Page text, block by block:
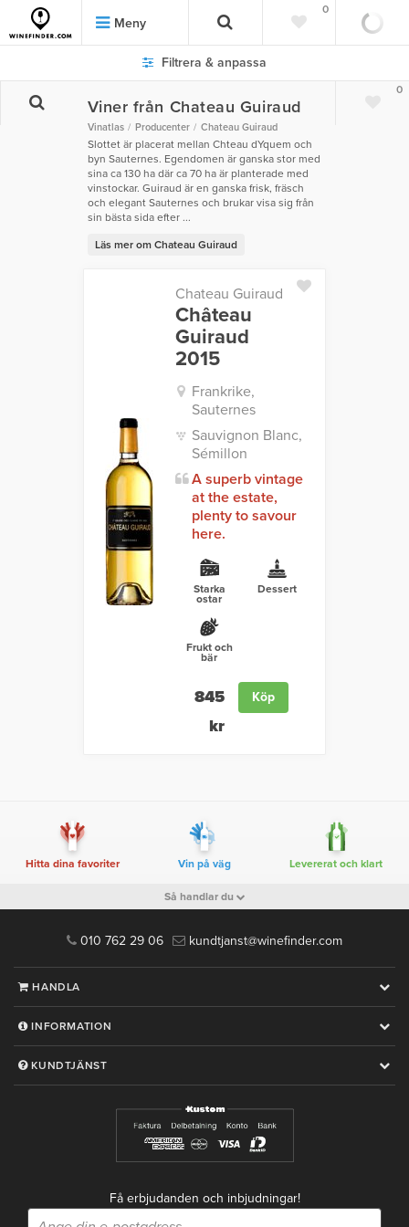
Meny
0
0
Filtrera & anpassa
Viner från Chateau Guiraud
Vinatlas Producenter Chateau Guiraud
Slottet är placerat mellan Chteau dYquem och
byn Sauternes. Egendomen är ganska stor med
sina ca 130 ha där ca 70 ha är planterade med
vinstockar. Guiraud är en ganska frisk, fräsch
och elegant Sauternes och brukar visa sig från
sin bästa sida efter ...
Läs mer om Chateau Guiraud
Chateau Guiraud
Château
Guiraud
2015
Frankrike,
Sauternes
Sauvignon Blanc,
Sémillon
A superb vintage
at the estate,
plenty to savour
here.
Starka
ostar
Dessert
Frukt och
bär
845
kr
Köp
Hitta dina favoriter Vin på väg Levererat och klart
Så handlar du
010 762 29 06 kundtjanst@winefinder.com
HANDLA
INFORMATION
KUNDTJÄNST
Få erbjudanden och inbjudningar!